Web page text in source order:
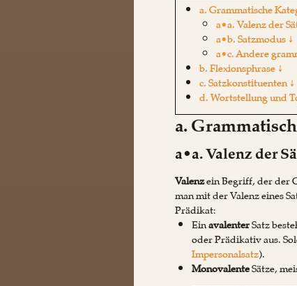
a. Grammatische
a•a. Valenz der
a•b. Satzmodus ↓
a•c. Andere
b. Flexionsphrase ↓
c. Satzkonstituenten ↓
d. Wortstellung und
a.
a•a. Valenz der
Valenzein Begriff, der der
man mit der Valenz eines
Prädikat:
EinavalenterSatz
oder Prädikativ aus.
Impersonalsatz).
MonovalenteSätze,